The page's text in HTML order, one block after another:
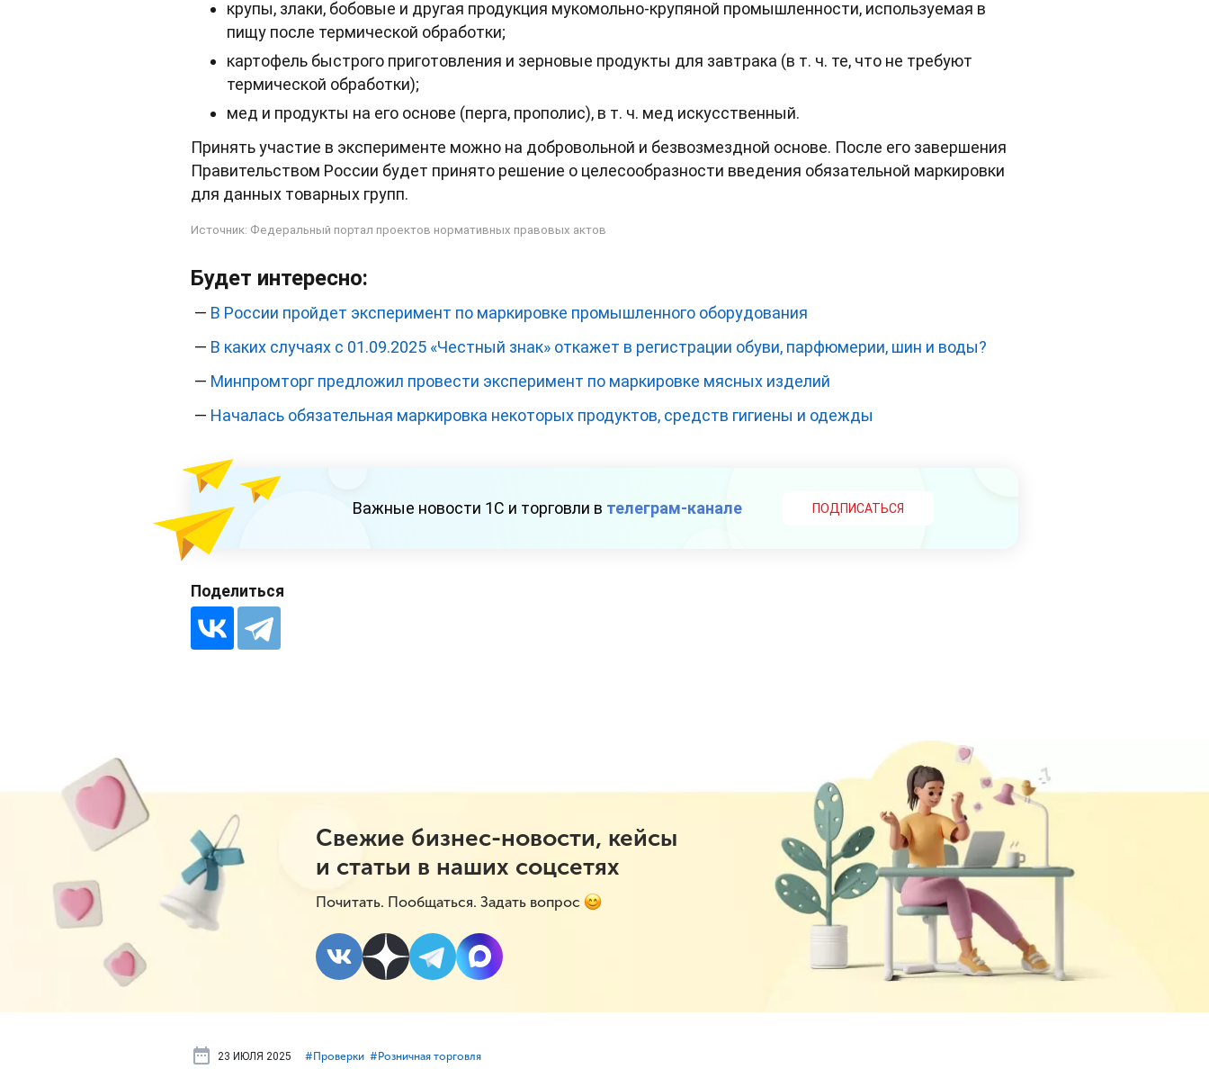
крупы, злаки, бобовые и другая продукция мукомольно-крупяной промышленности, используемая в
пищу после термической обработки;
картофель быстрого приготовления и зерновые продукты для завтрака (в т. ч. те, что не требуют
термической обработки);
мед и продукты на его основе (перга, прополис), в т. ч. мед искусственный.
Принять участие в эксперименте можно на добровольной и безвозмездной основе. После его завершения
Правительством России будет принято решение о целесообразности введения обязательной маркировки
для данных товарных групп.
Источник: Федеральный портал проектов нормативных правовых актов
Будет интересно:
— В России пройдет эксперимент по маркировке промышленного оборудования
— В каких случаях с 01.09.2025 «Честный знак» откажет в регистрации обуви, парфюмерии, шин и воды?
— Минпромторг предложил провести эксперимент по маркировке мясных изделий
— Началась обязательная маркировка некоторых продуктов, средств гигиены и одежды
Важные новости 1С и торговли в телеграм-канале ПОДПИСАТЬСЯ
Поделиться
Свежие бизнес-новости, кейсы
и статьи в наших соцсетях
Почитать. Пообщаться. Задать вопрос
23 ИЮЛЯ 2025 #⁣Проверки #⁣Розничная торговля